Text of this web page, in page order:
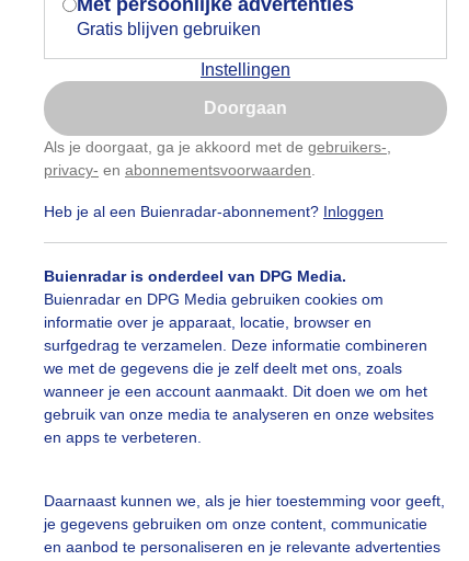
Met persoonlijke advertenties
Gratis blijven gebruiken
Instellingen
Doorgaan
Als je doorgaat, ga je akkoord met de gebruikers-
privacy- en abonnementsvoorwaarden
Heb je al een Buienradar-abonnement? Inloggen
Buienradar is onderdeel van DPG Media.
Buienradar en DPG Media gebruiken cookies om
informatie over je apparaat, locatie, browser en
surfgedrag te verzamelen. Deze informatie combineren
we met de gegevens die je zelf deelt met ons, zoals
wanneer je een account aanmaakt. Dit doen we om het
gebruik van onze media te analyseren en onze websites
en apps te verbeteren.
Daarnaast kunnen we, als je hier toestemming voor geeft,
je gegevens gebruiken om onze content, communicatie
en aanbod te personaliseren en je relevante advertenties
Een moment geduld aub...
#bewolking #bewolkt
#fietser #fietsers #grondmist
#kinderen #kiters #kurkdroog
#maan #mist
#opklaringen #paraplu
#sproeien #stapelwolkjes
alle categorieën
vragen
Mijn weer
gevraagd wordt.
Is goed, toon de popup
Nu niet, misschien later
Gebruik je Safari en wil je niet elke dag deze pop-up
Klikhierom dit aan te passen